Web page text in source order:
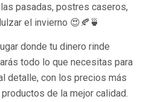
pasadas, postres caseros,
el invierno 😍🍂🍵
donde tu dinero rinde
todo lo que necesitas para
detalle, con los precios más
de la mejor calidad.